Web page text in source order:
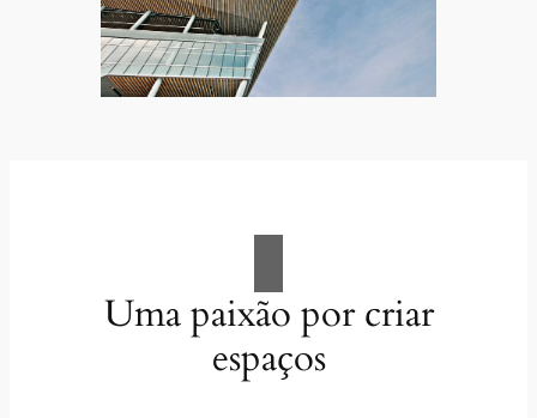
Uma paixão por criar
espaços